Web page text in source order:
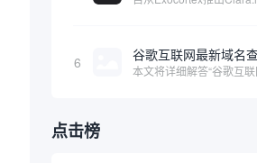
6
点击榜